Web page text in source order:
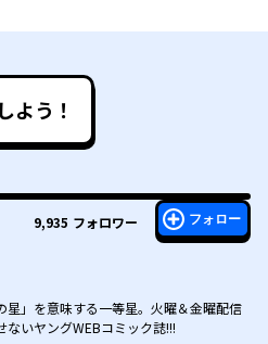
よう！
9,935 フォロワー フォロー
星」を意味する一等星。火曜＆金曜配信
いヤングWEBコミック誌!!!